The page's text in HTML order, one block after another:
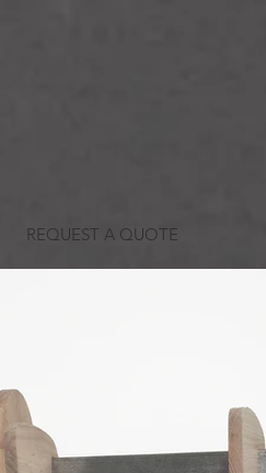
REQUEST A QUOTE